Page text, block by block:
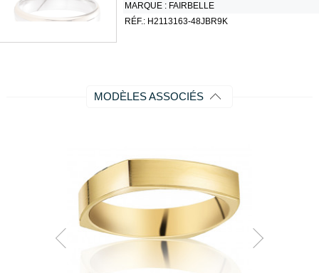
MARQUE : FAIRBELLE
RÉF.: H2113163-48JBR9K
MODÈLES ASSOCIÉS